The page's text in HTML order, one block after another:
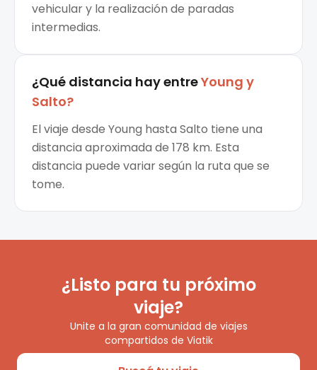
vehicular y la realización de paradas
intermedias.
¿Qué distancia hay entreYoung y
Salto?
El viaje desde Young hasta Salto tiene una
distancia aproximada de 178 km. Esta
distancia puede variar según la ruta que se
tome.
¿Listo para tu próximo
viaje?
Unite a la gran comunidad de viajes
compartidos de Viatik